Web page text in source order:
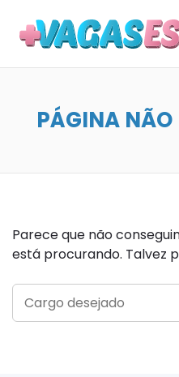
PÁGINA
Parece que não
está procurando. Talvez
SEARCH
FOR: